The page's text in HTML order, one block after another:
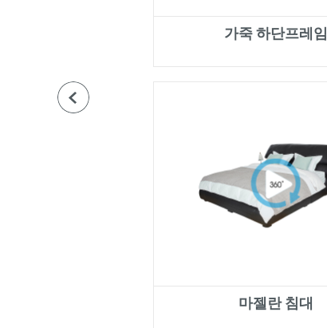
가죽 하단프레임
마젤란 침대